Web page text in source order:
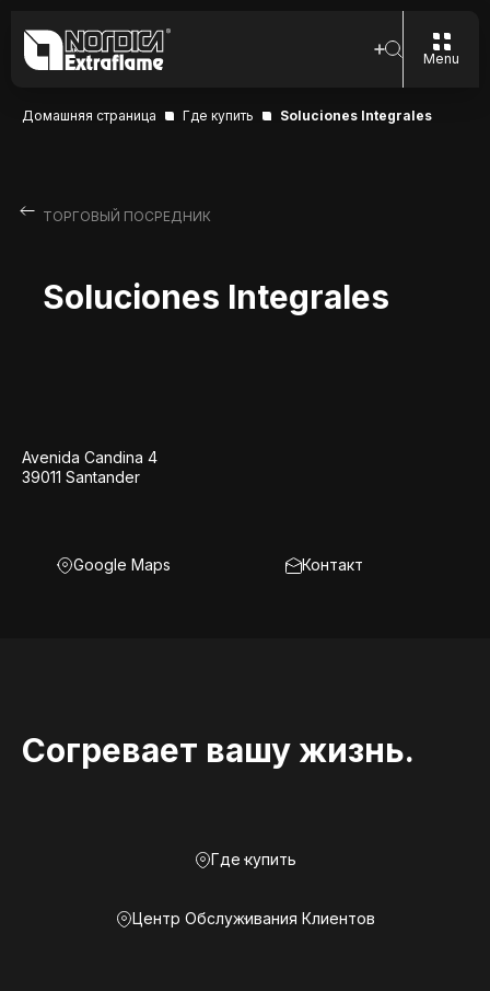
Menu
Домашняя страница Где купить Soluciones Integrales
ТОРГОВЫЙ ПОСРЕДНИК
Soluciones Integrales
Avenida Candina 4
39011 Santander
Google Maps Контакт
Согревает вашу жизнь.
Где купить
Центр Обслуживания Клиентов